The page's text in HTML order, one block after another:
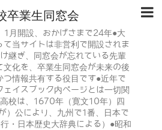
卒業生同窓会
月開設、おかげさまで24年●大
当サイトは非営利で開設されま
継ぎ、同窓会が忘れている先輩
化を、卒業生同窓会が未来の後
情報共有する役目です●近年で
ェイスブック内ページとは一切関
校は、1670年（寛文10年）四
）公により、九州で1番、日本で
・日本歴史大辞典による）●昭和